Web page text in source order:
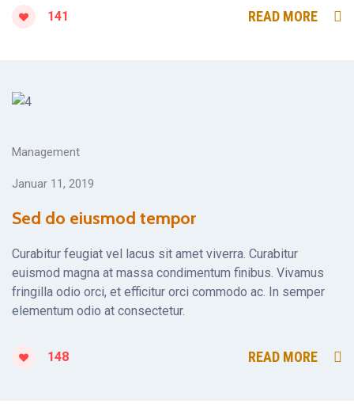
141 READ MORE
Management
Januar 11, 2019
Sed do eiusmod tempor
Curabitur feugiat vel lacus sit amet viverra. Curabitur
euismod magna at massa condimentum finibus. Vivamus
fringilla odio orci, et efficitur orci commodo ac. In semper
elementum odio at consectetur.
148 READ MORE